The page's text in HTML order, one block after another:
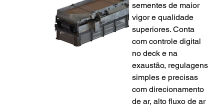
sementes de maior
vigor e qualidade
superiores. Conta
com controle digital
no deck e na
exaustão, regulagens
simples e precisas
com direcionamento
de ar, alto fluxo de ar